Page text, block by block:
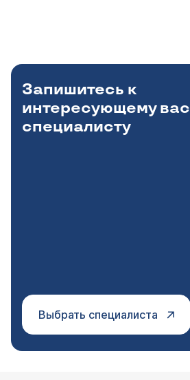
Запишитесь к
интересующему вас
специалисту
Выбрать специалиста